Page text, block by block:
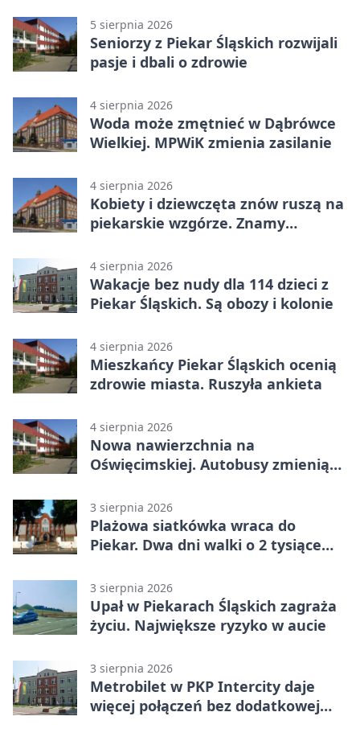
5 sierpnia 2026
Seniorzy z Piekar Śląskich rozwijali
pasje i dbali o zdrowie
4 sierpnia 2026
Woda może zmętnieć w Dąbrówce
Wielkiej. MPWiK zmienia zasilanie
4 sierpnia 2026
Kobiety i dziewczęta znów ruszą na
piekarskie wzgórze. Znamy
4 sierpnia 2026
Wakacje bez nudy dla 114 dzieci z
Piekar Śląskich. Są obozy i kolonie
4 sierpnia 2026
Mieszkańcy Piekar Śląskich ocenią
zdrowie miasta. Ruszyła ankieta
4 sierpnia 2026
Nowa nawierzchnia na
Oświęcimskiej. Autobusy zmienią
3 sierpnia 2026
Plażowa siatkówka wraca do
Piekar. Dwa dni walki o 2 tysiące
3 sierpnia 2026
Upał w Piekarach Śląskich zagraża
życiu. Największe ryzyko w aucie
3 sierpnia 2026
Metrobilet w PKP Intercity daje
więcej połączeń bez dodatkowej